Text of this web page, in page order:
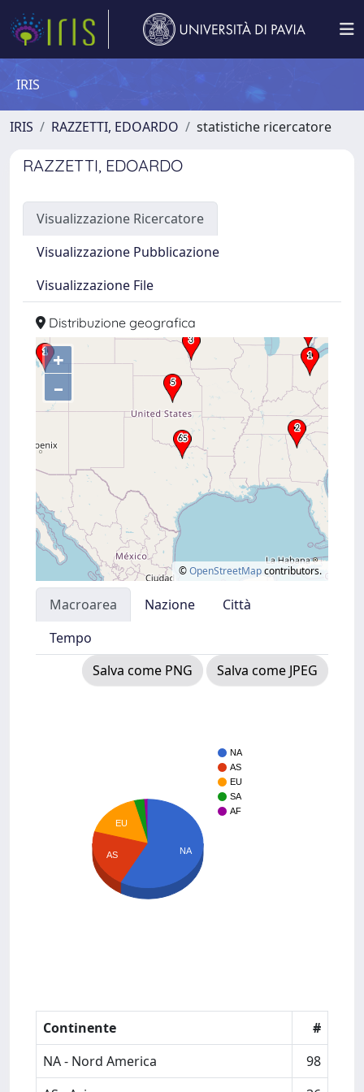
IRIS
IRIS RAZZETTI, EDOARDO statistiche ricercatore
RAZZETTI, EDOARDO
Visualizzazione Ricercatore
Visualizzazione Pubblicazione
Visualizzazione File
Distribuzione geografica
+
–
©OpenStreetMapcontributors.
Macroarea Nazione
Città
Tempo
Salva come PNG
Salva come JPEG
NA
AS
EU
SA
AF
EU
AS NA
Continente
#
NA - Nord America
98